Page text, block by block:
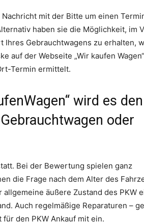
mit der Bitte um einen
haben sie die Möglichkeit, im
Gebrauchtwagens zu erhalten,
auf der Webseite „Wir kaufen Wagen“
Termin ermittelt.
wird es den
oder
Bei der Bewertung spielen ganz
die Frage nach dem Alter des
äußere Zustand des PKW
Auch regelmäßige Reparaturen –
den PKW Ankauf mit ein.